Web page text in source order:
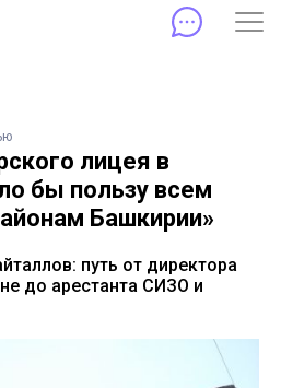
лицея в
бы пользу всем
Башкирии»
путь от директора
до арестанта СИЗО и